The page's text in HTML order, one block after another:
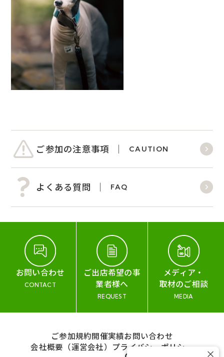
ご参加の注意事項 CAUTION
よくある質問 FAQ
お問い合わせ
CONTACT
ご出店希望の事
業者様へ
REQUEST
メディア・
取材のご相談
MEDIA
ご参加規約開催実績お問い合わせ
会社概要（運営会社） プライバシーポリシー
×